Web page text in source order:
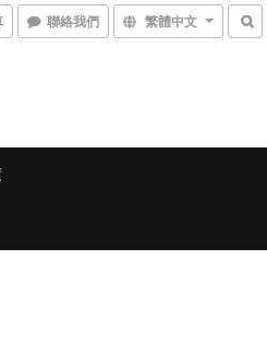
聯絡我們 繁體中文